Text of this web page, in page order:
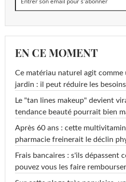
EN CE MOMENT
Ce matériau naturel agit comme
jardin : il peut réduire les
Le "tan lines makeup" devient
tendance beauté pourrait bien
Après 60 ans : cette
pharmacie freinerait le déclin
Frais bancaires : s'ils dépassent
pouvez vous les faire